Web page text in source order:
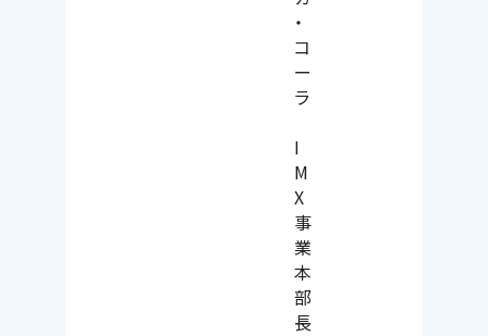
・
コ
ー
ラ
I
M
X
事
業
本
部
長